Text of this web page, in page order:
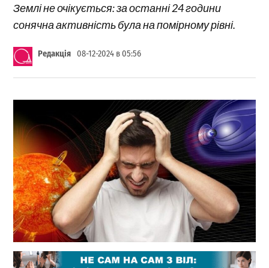
Землі не очікується: за останні 24 години
сонячна активність була на помірному рівні.
Редакція 08-12-2024 в 05:56